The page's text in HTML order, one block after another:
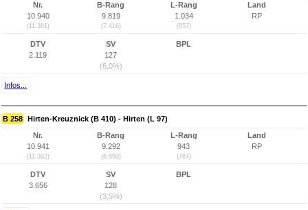
Nr.
10.940
(11.381)
B-Rang
9.819
(7.416)
L-Rang
1.034
(857)
Land
RP
DTV
2.119
SV
127
(6,0%)
BPL
Infos...
B 258 Hirten-Kreuznick (B 410) - Hirten (L 97)
Nr.
10.941
(11.382)
B-Rang
9.292
(6.890)
L-Rang
943
(767)
Land
RP
DTV
3.656
SV
128
(3,5%)
BPL